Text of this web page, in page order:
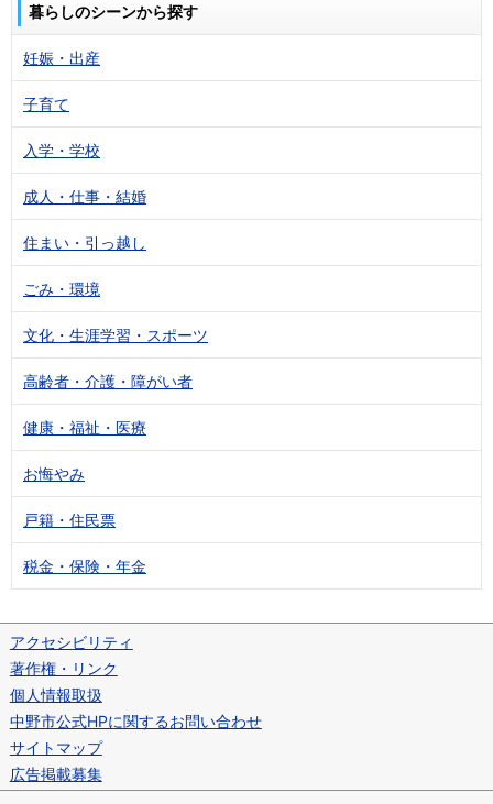
暮らしのシーンから探す
妊娠・出産
子育て
入学・学校
成人・仕事・結婚
住まい・引っ越し
ごみ・環境
文化・生涯学習・スポーツ
高齢者・介護・障がい者
健康・福祉・医療
お悔やみ
戸籍・住民票
税金・保険・年金
アクセシビリティ
著作権・リンク
個人情報取扱
中野市公式HPに関するお問い合わせ
サイトマップ
広告掲載募集